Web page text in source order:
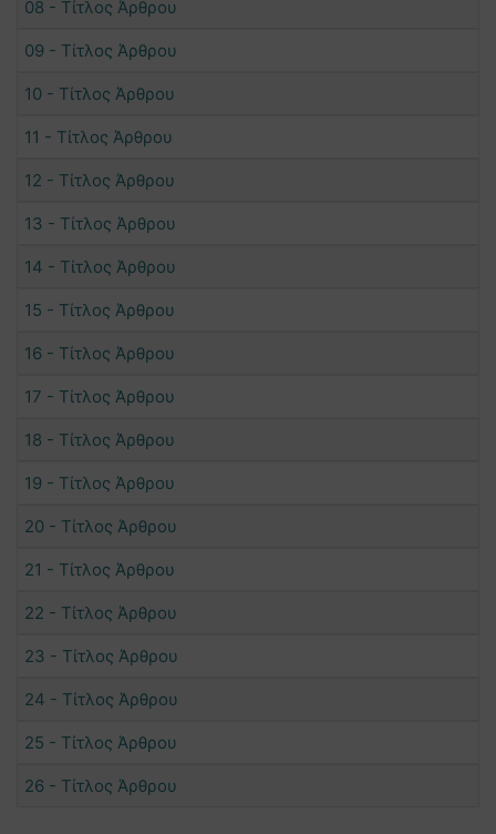
08 - Τίτλος Άρθρου
09 - Τίτλος Άρθρου
10 - Τίτλος Άρθρου
11 - Τίτλος Άρθρου
12 - Τίτλος Άρθρου
13 - Τίτλος Άρθρου
14 - Τίτλος Άρθρου
15 - Τίτλος Άρθρου
16 - Τίτλος Άρθρου
17 - Τίτλος Άρθρου
18 - Τίτλος Άρθρου
19 - Τίτλος Άρθρου
20 - Τίτλος Άρθρου
21 - Τίτλος Άρθρου
22 - Τίτλος Άρθρου
23 - Τίτλος Άρθρου
24 - Τίτλος Άρθρου
25 - Τίτλος Άρθρου
26 - Τίτλος Άρθρου